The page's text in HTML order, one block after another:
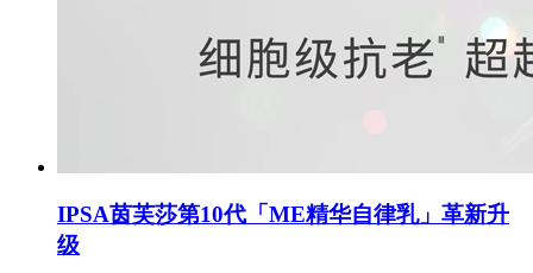
IPSA茵芙莎第10代「ME精华自律乳」革新升
级